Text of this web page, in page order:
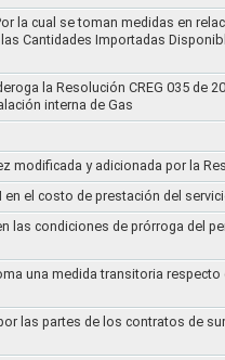
la cual se toman medidas en
Cantidades Importadas
la Resolución CREG 035 de
interna de Gas
modificada y adicionada por la
el costo de prestación del
las condiciones de prórroga del
una medida transitoria
las partes de los contratos de